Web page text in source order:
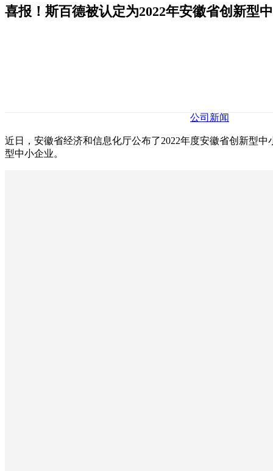
喜报！斯百德被认定为2022年安徽省创新型
公司新闻
近日，安徽省经济和信息化厅公布了2022年度安徽省创新型
型中小企业。